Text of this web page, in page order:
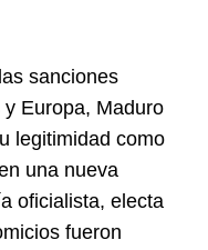
sanciones
Europa, Maduro
legitimidad como
una nueva
oficialista, electa
fueron